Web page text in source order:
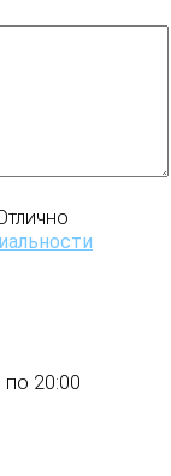
20:00